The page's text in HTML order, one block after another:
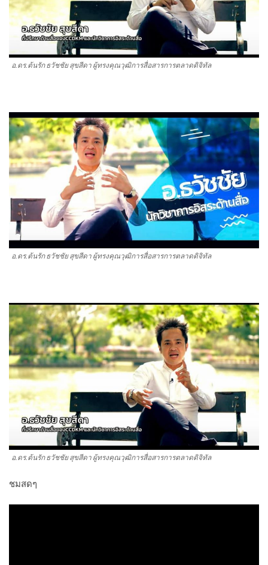
อ.ดร.ต้นรัก ธวัชชัย สุขสีดา ผู้ทรงคุณวุฒิการสื่อสารการตลาดดิจิทัล
อ.ดร.ต้นรัก ธวัชชัย สุขสีดา ผู้ทรงคุณวุฒิการสื่อสารการตลาดดิจิทัล
อ.ดร.ต้นรัก ธวัชชัย สุขสีดา ผู้ทรงคุณวุฒิการสื่อสารการตลาดดิจิทัล
ชมสดๆ